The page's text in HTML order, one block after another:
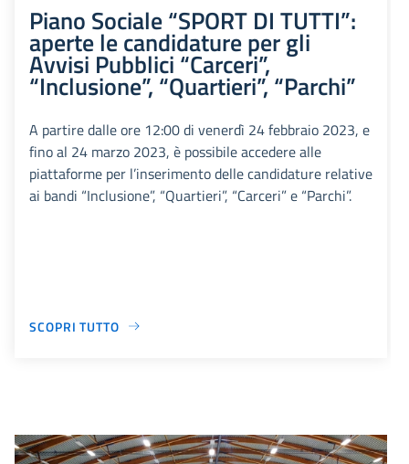
Piano Sociale “SPORT DI TUTTI”:
aperte le candidature per gli
Avvisi Pubblici “Carceri”,
“Inclusione”, “Quartieri”, “Parchi”
A partire dalle ore 12:00 di venerdì 24 febbraio 2023, e
fino al 24 marzo 2023, è possibile accedere alle
piattaforme per l’inserimento delle candidature relative
ai bandi “Inclusione”, “Quartieri”, “Carceri” e “Parchi”.
SCOPRI TUTTO